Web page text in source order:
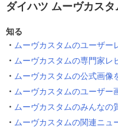
ダイハツ ムーヴカス
知る
ムーヴカスタムのユーザー
ムーヴカスタムの専門家レ
ムーヴカスタムの公式画像
ムーヴカスタムのユーザー
ムーヴカスタムのみんなの
ムーヴカスタムの関連ニュ